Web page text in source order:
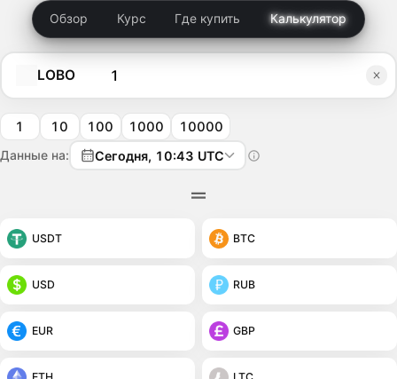
Обзор Курс Где купить Калькулятор
LOBO
1 10 100 1000 10000
Данные на: Сегодня, 10:43 UTC
USDT BTC
USD RUB
EUR GBP